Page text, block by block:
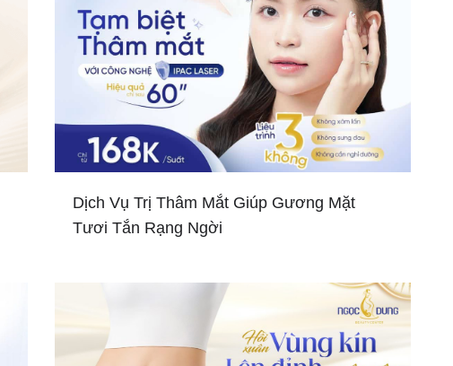
Dịch Vụ Trị Thâm Mắt Giúp Gương Mặt
Tươi Tắn Rạng Ngời